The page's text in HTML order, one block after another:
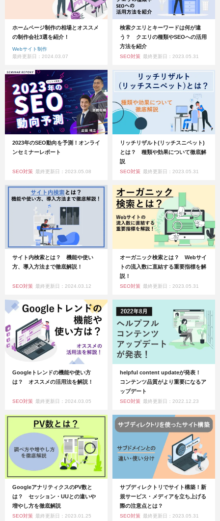
ホームページ制作の相場とオススメ
の制作会社3選を紹介！
Webサイト制作
最終更新日：2024.03.07
検索クエリとキーワードは何が違
う？ クエリの種類やSEOへの活用
方法を紹介
SEO対策 最終更新日：2023.05.31
2023年のSEO動向を予測！オンライ
ンセミナーレポート
SEO対策 最終更新日：2023.05.08
リッチリザルト(リッチスニペット)
とは？ 種類や効果について徹底解
説
SEO対策 最終更新日：2023.05.31
サイト内検索とは？ 機能や使い
方、導入方法まで徹底解説！
SEO対策 最終更新日：2024.03.12
オーガニック検索とは？ Webサイ
トの流入数に直結する重要指標を解
説！
SEO対策 最終更新日：2023.05.31
Googleトレンドの機能や使い方
は？ オススメの活用法を解説！
SEO対策 最終更新日：2024.03.05
helpful content updateが発表！
コンテンツ品質がより重要になるア
ップデート
SEO対策 最終更新日：2022.12.23
GoogleアナリティクスのPV数と
は？ セッション・UUとの違いや
増やし方を徹底解説
SEO対策 最終更新日：2023.01.25
サブディレクトリでサイト構築！新
規サービス・メディアを立ち上げる
際の注意点とは？
SEO対策 最終更新日：2023.05.31